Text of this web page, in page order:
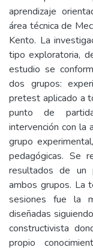
aprendizaje
área técnica de
Kento. La
tipo exploratoria,
estudio se
dos grupos:
pretest aplicado a
punto de
intervención con la
grupo
pedagógicas. Se
resultados de un
ambos grupos. La
sesiones fue la
diseñadas
constructivista
propio